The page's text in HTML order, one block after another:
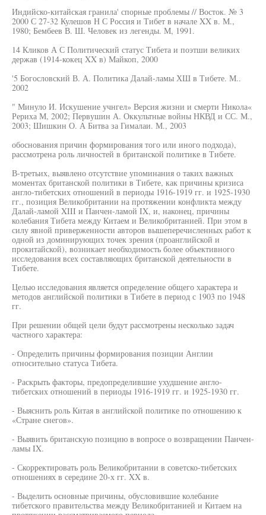
Индийско-китайская гранила' спорные проблемы // Восток. № 3
2000 С 27-32 Кулешов Н С Россия и Тибет в начале XX в. М.,
1980; Бембеев В. Ш. Человек из легенды. М, 1991.
14 Кликов А С Политический статус Тибета и поэтши великих
держав (1914-кокец XX в) Майкоп, 2000
'5 Богословский В. А. Политика Далай-ламы ХШ в Тибете. М..
2002
" Минуло И. Искушение учнгел» Версия жизни и смерти Никола«
Рериха М, 2002; Первушин А. Оккультные войны НКВД и СС. М.,
2003; Шишкин О. А Битва за Гималаи. М., 2003
обоснования причин формирования того или иного подхода),
рассмотрена роль личностей в британской политике в Тибете.
В-третьих, выявлено отсутствие упоминания о таких важных
моментах британской политики в Тибете, как причины кризиса
англо-тибетских отношений в периоды 1916-1919 гг. и 1925-1930
гг., позиция Великобритании на протяжении конфликта между
Далай-ламой XIII и Панчен-ламой IX, и, наконец, причины
колебания Тибета между Китаем и Великобританией. При этом в
силу явной приверженности авторов вышеперечисленных работ к
одной из доминирующих точек зрения (проанглийской и
прокитайской), возникает необходимость более объективного
исследования всех составляющих британской деятельности в
Тибете.
Целью исследования является определение общего характера и
методов английской политики в Тибете в период с 1903 по 1948
гг.
При решении общей цели будут рассмотрены несколько задач
частного характера:
- Определить причины формирования позиции Англии
относительно статуса Тибета.
- Раскрыть факторы, предопределившие ухудшение англо-
тибетских отношений в периоды 1916-1919 гг. и 1925-1930 гг.
- Выяснить роль Китая в английской политике по отношению к
«Стране снегов».
- Выявить британскую позицию в вопросе о возвращении Панчен-
ламы IX.
- Скорректировать роль Великобритании в советско-тибетских
отношениях в середине 20-х гг. XX в.
- Выделить основные причины, обусловившие колебание
тибетского правительства между Великобританией и Китаем на